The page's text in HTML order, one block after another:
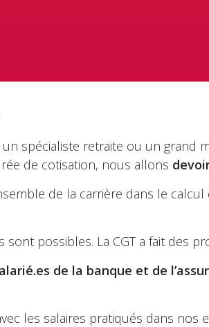
un spécialiste retraite ou un grand
de cotisation, nous allons
de la carrière dans le
sont possibles. La CGT a fait
de la banque et de
les salaires pratiqués dans